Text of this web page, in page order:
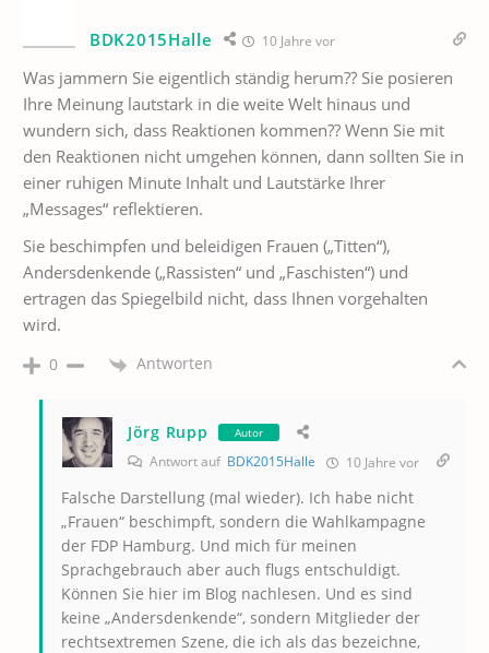
BDK2015Halle 10 Jahre vor
Was jammern Sie eigentlich ständig herum?? Sie posieren
Ihre Meinung lautstark in die weite Welt hinaus und
wundern sich, dass Reaktionen kommen?? Wenn Sie mit
den Reaktionen nicht umgehen können, dann sollten Sie in
einer ruhigen Minute Inhalt und Lautstärke Ihrer
„Messages“ reflektieren.
Sie beschimpfen und beleidigen Frauen („Titten“),
Andersdenkende („Rassisten“ und „Faschisten“) und
ertragen das Spiegelbild nicht, dass Ihnen vorgehalten
wird.
0 Antworten
Jörg Rupp Autor
Antwort auf BDK2015Halle 10 Jahre vor
Falsche Darstellung (mal wieder). Ich habe nicht
„Frauen“ beschimpft, sondern die Wahlkampagne
der FDP Hamburg. Und mich für meinen
Sprachgebrauch aber auch flugs entschuldigt.
Können Sie hier im Blog nachlesen. Und es sind
keine „Andersdenkende“, sondern Mitglieder der
rechtsextremen Szene, die ich als das bezeichne,